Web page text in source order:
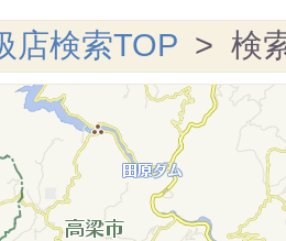
店検索TOP > 検